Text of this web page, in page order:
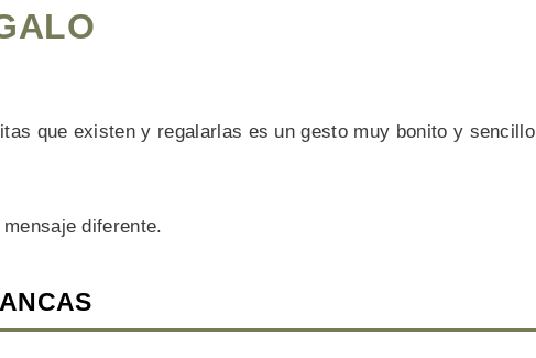
que existen y regalarlas es un gesto muy bonito y sencillo
diferente.